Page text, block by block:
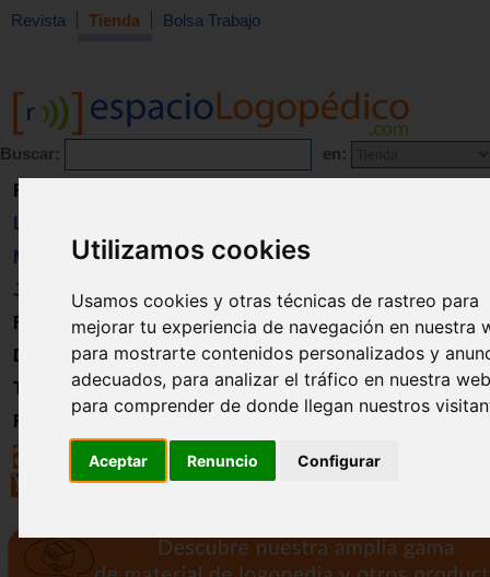
Utilizamos cookies
Usamos cookies y otras técnicas de rastreo para
mejorar tu experiencia de navegación en nuestra
para mostrarte contenidos personalizados y
adecuados, para analizar el tráfico en nuestra
para comprender de donde llegan nuestros
Aceptar Renuncio Configurar
Revista Tienda Bolsa Trabajo
Buscar: en:
Revista
Libros
Material
Juguetes
Formación
Directorio
Trabajo
Registro